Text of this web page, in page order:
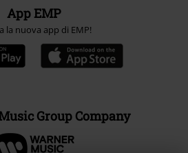
App EMP
la nuova app di EMP!
Group Company